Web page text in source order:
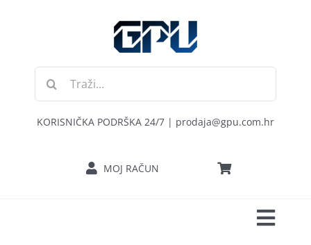
Traži...
KORISNIČKA PODRŠKA 24/7 | prodaja@gpu.com.hr
MOJ RAČUN